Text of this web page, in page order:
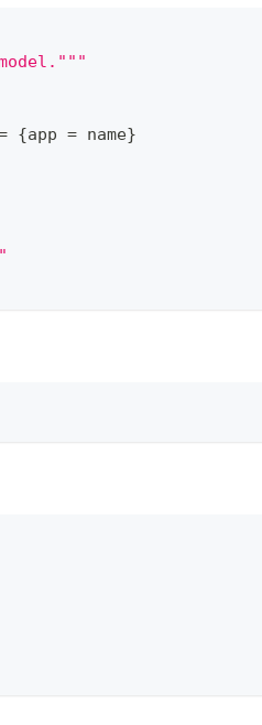
{app = name}